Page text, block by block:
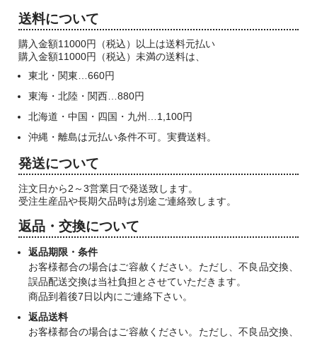
送料について
購入金額11000円（税込）以上は送料元払い
購入金額11000円（税込）未満の送料は、
東北・関東…660円
東海・北陸・関西…880円
北海道・中国・四国・九州…1,100円
沖縄・離島は元払い条件不可。実費送料。
発送について
注文日から2～3営業日で発送致します。
受注生産品や長期欠品時は別途ご連絡致します。
返品・交換について
返品期限・条件
お客様都合の場合はご容赦ください。ただし、不良品交換、
誤品配送交換は当社負担とさせていただきます。
商品到着後7日以内にご連絡下さい。
返品送料
お客様都合の場合はご容赦ください。ただし、不良品交換、